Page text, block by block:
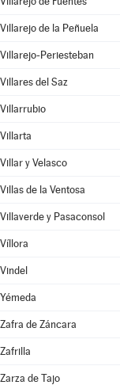
Villarejo de la Peñuela
Villarejo-Periesteban
Villares del Saz
Villarrubio
Villarta
Villar y Velasco
Villas de la Ventosa
Villaverde y Pasaconsol
Víllora
Vindel
Yémeda
Zafra de Záncara
Zafrilla
Zarza de Tajo